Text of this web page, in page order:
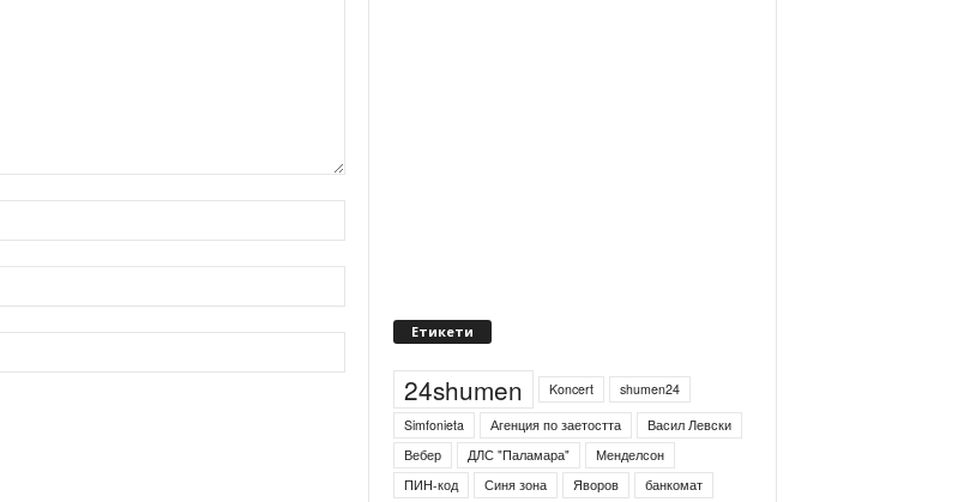
Етикети
24shumen Koncert
shumen24
Simfonieta
Агенция по заетостта
Васил Левски
Вебер
ДЛС "Паламара"
Менделсон